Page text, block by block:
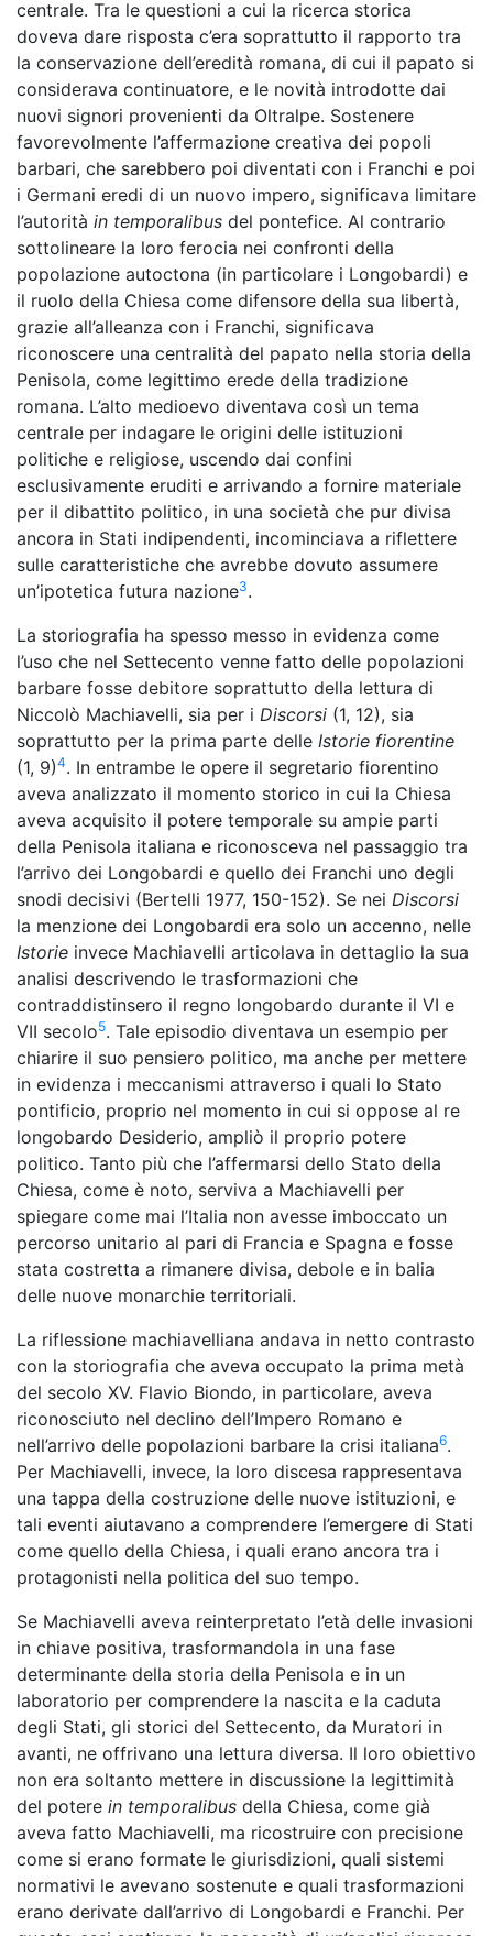
centrale. Tra le questioni a cui la ricerca storica
doveva dare risposta c’era soprattutto il rapporto tra
la conservazione dell’eredità romana, di cui il papato si
considerava continuatore, e le novità introdotte dai
nuovi signori provenienti da Oltralpe. Sostenere
favorevolmente l’affermazione creativa dei popoli
barbari, che sarebbero poi diventati con i Franchi e poi
i Germani eredi di un nuovo impero, significava limitare
l’autorità in temporalibus del pontefice. Al contrario
sottolineare la loro ferocia nei confronti della
popolazione autoctona (in particolare i Longobardi) e
il ruolo della Chiesa come difensore della sua libertà,
grazie all’alleanza con i Franchi, significava
riconoscere una centralità del papato nella storia della
Penisola, come legittimo erede della tradizione
romana. L’alto medioevo diventava così un tema
centrale per indagare le origini delle istituzioni
politiche e religiose, uscendo dai confini
esclusivamente eruditi e arrivando a fornire materiale
per il dibattito politico, in una società che pur divisa
ancora in Stati indipendenti, incominciava a riflettere
sulle caratteristiche che avrebbe dovuto assumere
un’ipotetica futura nazione3.
La storiografia ha spesso messo in evidenza come
l’uso che nel Settecento venne fatto delle popolazioni
barbare fosse debitore soprattutto della lettura di
Niccolò Machiavelli, sia per i Discorsi (1, 12), sia
soprattutto per la prima parte delle Istorie fiorentine
(1, 9)4. In entrambe le opere il segretario fiorentino
aveva analizzato il momento storico in cui la Chiesa
aveva acquisito il potere temporale su ampie parti
della Penisola italiana e riconosceva nel passaggio tra
l’arrivo dei Longobardi e quello dei Franchi uno degli
snodi decisivi (Bertelli 1977, 150-152). Se nei Discorsi
la menzione dei Longobardi era solo un accenno, nelle
Istorie invece Machiavelli articolava in dettaglio la sua
analisi descrivendo le trasformazioni che
contraddistinsero il regno longobardo durante il VI e
VII secolo5. Tale episodio diventava un esempio per
chiarire il suo pensiero politico, ma anche per mettere
in evidenza i meccanismi attraverso i quali lo Stato
pontificio, proprio nel momento in cui si oppose al re
longobardo Desiderio, ampliò il proprio potere
politico. Tanto più che l’affermarsi dello Stato della
Chiesa, come è noto, serviva a Machiavelli per
spiegare come mai l’Italia non avesse imboccato un
percorso unitario al pari di Francia e Spagna e fosse
stata costretta a rimanere divisa, debole e in balia
delle nuove monarchie territoriali.
La riflessione machiavelliana andava in netto contrasto
con la storiografia che aveva occupato la prima metà
del secolo XV. Flavio Biondo, in particolare, aveva
riconosciuto nel declino dell’Impero Romano e
nell’arrivo delle popolazioni barbare la crisi italiana6.
Per Machiavelli, invece, la loro discesa rappresentava
una tappa della costruzione delle nuove istituzioni, e
tali eventi aiutavano a comprendere l’emergere di Stati
come quello della Chiesa, i quali erano ancora tra i
protagonisti nella politica del suo tempo.
Se Machiavelli aveva reinterpretato l’età delle invasioni
in chiave positiva, trasformandola in una fase
determinante della storia della Penisola e in un
laboratorio per comprendere la nascita e la caduta
degli Stati, gli storici del Settecento, da Muratori in
avanti, ne offrivano una lettura diversa. Il loro obiettivo
non era soltanto mettere in discussione la legittimità
del potere in temporalibus della Chiesa, come già
aveva fatto Machiavelli, ma ricostruire con precisione
come si erano formate le giurisdizioni, quali sistemi
normativi le avevano sostenute e quali trasformazioni
erano derivate dall’arrivo di Longobardi e Franchi. Per